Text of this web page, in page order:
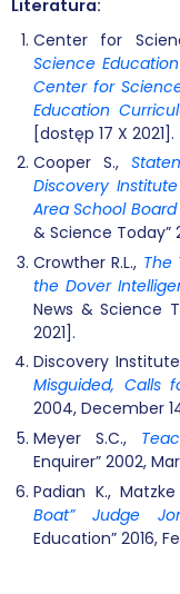
Literatura:
Center for
Science
Center for
Education
[dostęp 17 X 2021].
Cooper S.,
Discovery
Area School
& Science Today”
Crowther R.L., The
the Dover
News & Science
2021].
Discovery
Misguided, Calls f
2004, December
Meyer S.C.,
Enquirer” 2002,
Padian K., Matzke
Boat” Judge
Education” 2016,